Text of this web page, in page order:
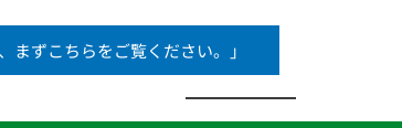
まずこちらをご覧ください。」